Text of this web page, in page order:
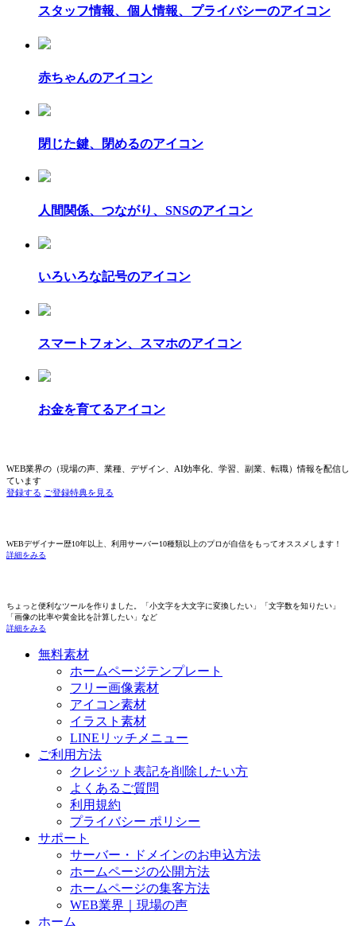
スタッフ情報、個人情報、プライバシーのアイコン
赤ちゃんのアイコン
閉じた鍵、閉めるのアイコン
人間関係、つながり、SNSのアイコン
いろいろな記号のアイコン
スマートフォン、スマホのアイコン
お金を育てるアイコン
WEB業界の（現場の声、業種、デザイン、AI効率化、学習、副業、転職）情報を配信し
ています
登録する ご登録特典を見る
WEBデザイナー歴10年以上、利用サーバー10種類以上のプロが自信をもってオススメします！
詳細をみる
ちょっと便利なツールを作りました。「小文字を大文字に変換したい」「文字数を知りたい」
「画像の比率や黄金比を計算したい」など
詳細をみる
無料素材
ホームページテンプレート
フリー画像素材
アイコン素材
イラスト素材
LINEリッチメニュー
ご利用方法
クレジット表記を削除したい方
よくあるご質問
利用規約
プライバシー ポリシー
サポート
サーバー・ドメインのお申込方法
ホームページの公開方法
ホームページの集客方法
WEB業界｜現場の声
ホーム